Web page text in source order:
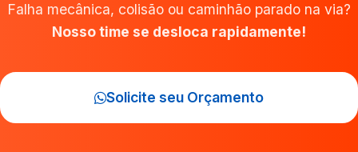
Falha mecânica, colisão ou caminhão parado na via?
Nosso time se desloca rapidamente!
Solicite seu Orçamento